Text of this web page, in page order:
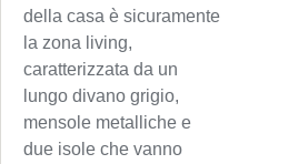
della casa è sicuramente
la zona living,
caratterizzata da un
lungo divano grigio,
mensole metalliche e
due isole che vanno